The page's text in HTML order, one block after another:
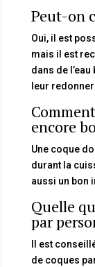
Peut-on
Oui, il est
mais il est
dans de
leur
encore
Une coque
durant la
aussi un bon
Quelle
par
Il est
de coques